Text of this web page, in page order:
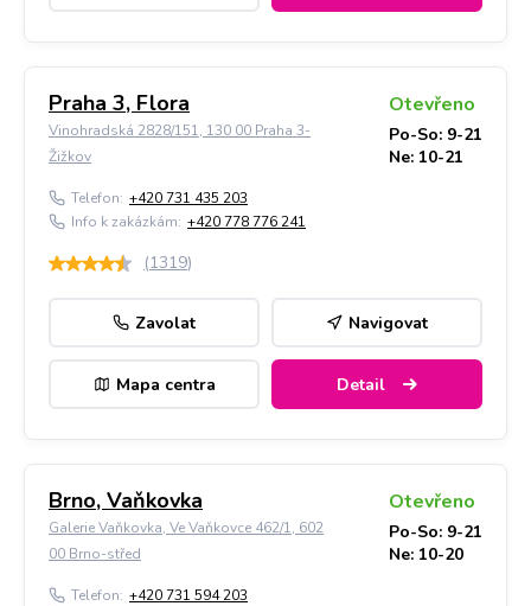
Praha 3, Flora
Vinohradská 2828/151, 130 00 Praha 3-
Žižkov
Otevřeno
Po-So: 9-21
Ne: 10-21
Telefon: +420 731 435 203
Info k zakázkám: +420 778 776 241
(1319)
Zavolat Navigovat
Mapa centra Detail
Brno, Vaňkovka
Galerie Vaňkovka, Ve Vaňkovce 462/1, 602
00 Brno-střed
Otevřeno
Po-So: 9-21
Ne: 10-20
Telefon: +420 731 594 203